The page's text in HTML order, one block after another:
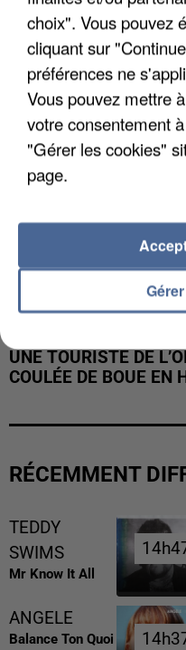
UN SECOND CADRE
INTERPELLÉ EN
UNE TOURISTE DE
COULÉE DE BOUE EN
RÉCEMMENT
TEDDY
SWIMS
Mr Know It All
ANGELE
Balance Ton Quoi
choix". Vous pouvez
cliquant sur
préférences ne
Vous pouvez mettre
votre consentement
"Gérer les cookies"
page.